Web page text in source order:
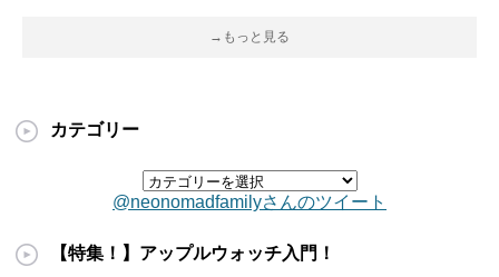
→もっと見る
カテゴリー
@neonomadfamilyさんのツイート
【特集！】アップルウォッチ入門！